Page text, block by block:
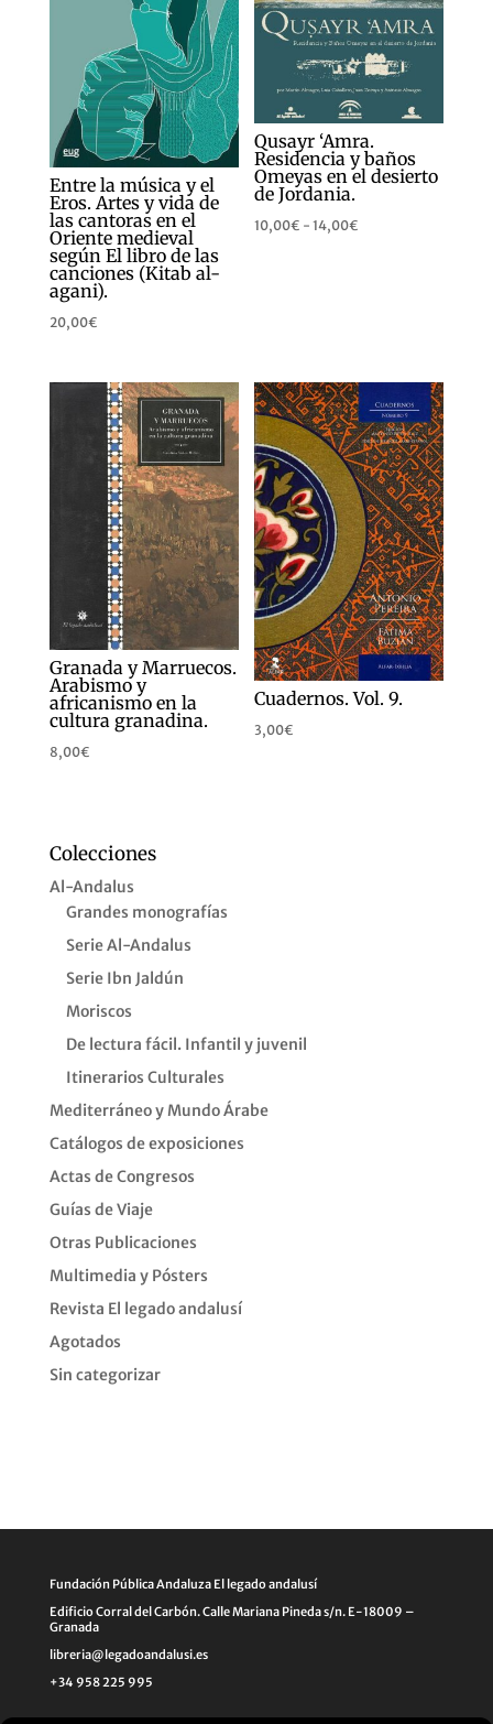
Entre la música y el
Eros. Artes y vida de
las cantoras en el
Oriente medieval
según El libro de las
canciones (Kitab al-
agani).
20,00€
Qusayr ‘Amra.
Residencia y baños
Omeyas en el desierto
de Jordania.
10,00€ - 14,00€
14,00€
Granada y Marruecos.
Arabismo y
africanismo en la
cultura granadina.
8,00€
Cuadernos. Vol. 9.
3,00€
Colecciones
Al-Andalus
Grandes monografías
Serie Al-Andalus
Serie Ibn Jaldún
Moriscos
De lectura fácil. Infantil y juvenil
Itinerarios Culturales
Mediterráneo y Mundo Árabe
Catálogos de exposiciones
Actas de Congresos
Guías de Viaje
Otras Publicaciones
Multimedia y Pósters
Revista El legado andalusí
Agotados
Sin categorizar
Fundación Pública Andaluza El legado andalusí
Edificio Corral del Carbón. Calle Mariana Pineda s/n. E-18009 –
Granada
libreria@legadoandalusi.es
+34 958 225 995